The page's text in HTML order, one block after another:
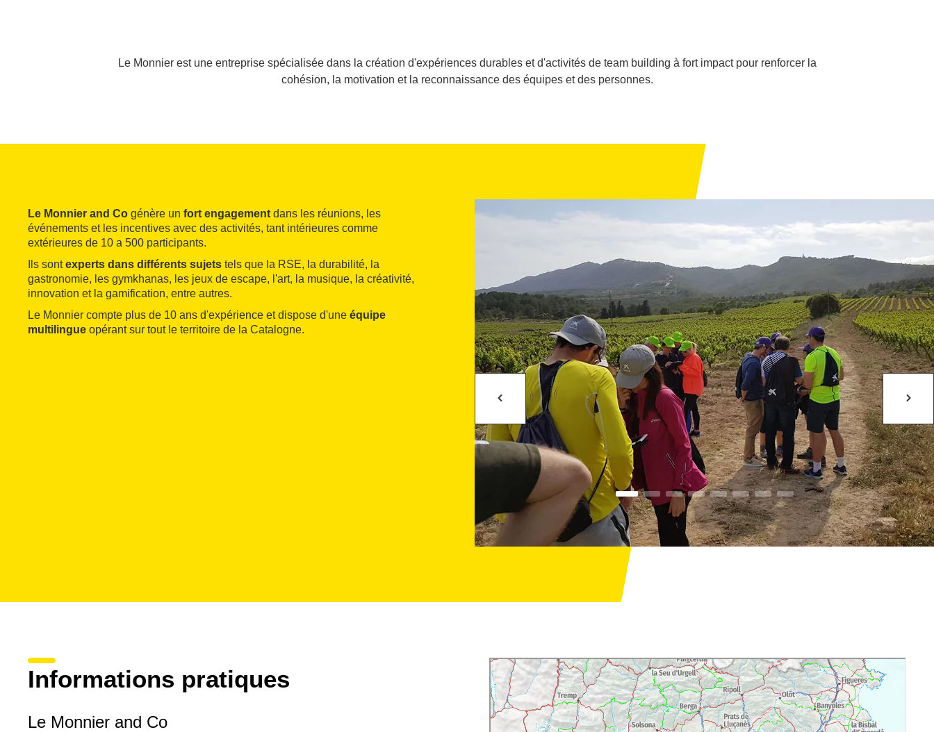
Le Monnier est une entreprise spécialisée dans la création d'expériences durables et d'activités de team building à fort impact pour renforcer la
cohésion, la motivation et la reconnaissance des équipes et des personnes.
Le Monnier and Co génère un fort engagement dans les réunions, les
événements et les incentives avec des activités, tant intérieures comme
extérieures de 10 a 500 participants.
Ils sontexperts dans différents sujets tels que la RSE, la durabilité, la
gastronomie, les gymkhanas, les jeux de escape, l'art, la musique, la créativité,
innovation et la gamification, entre autres.
Le Monnier compte plus de 10 ans d'expérience et dispose d'une équipe
multilingue opérant sur tout le territoire de la Catalogne.
Informations pratiques
Le Monnier and Co